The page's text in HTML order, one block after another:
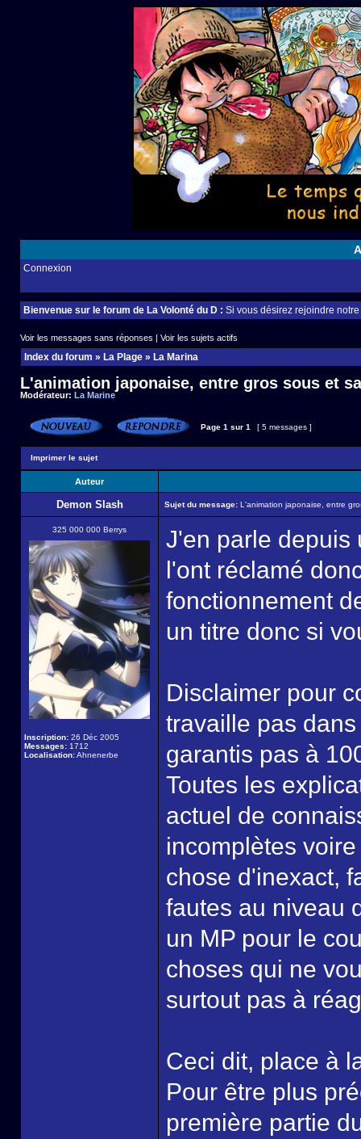
Connexion
Bienvenue sur le forum de La Volonté du D : Si vous désirez rejoindre
Voir les messages sans réponses | Voir les sujets actifs
Index du forum » La Plage » La Marina
L'animation japonaise, entre gros sous et
Modérateur: La Marine
Page 1 sur 1 [ 5 messages ]
Imprimer le sujet
Auteur
Demon Slash Sujet du message: L'animation japonaise, entre
325 000 000 Berrys
Inscription: 26 Déc 2005
Messages: 1712
Localisation:Ahnenerbe
J'en parle depuis
l'ont réclamé
fonctionnement
un titre donc si
Disclaimer pour
travaille pas
garantis pas à
Toutes les
actuel de
incomplètes
chose d'inexact,
fautes au niveau
un MP pour le
choses qui ne
surtout pas à
Ceci dit, place à
Pour être plus
première partie